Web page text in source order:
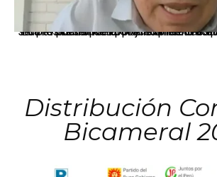
La presidenta Keiko Fujimori informó que la solicitud de indulto presentada por el expresidente Alejandro Toledo será evaluada por la Comisión de Gracias
Distribución
Bicameral